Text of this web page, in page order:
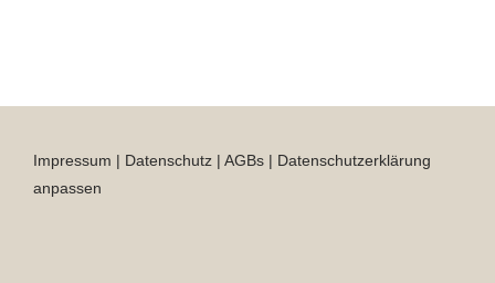
Impressum | Datenschutz | AGBs | Datenschutzerklärung
anpassen